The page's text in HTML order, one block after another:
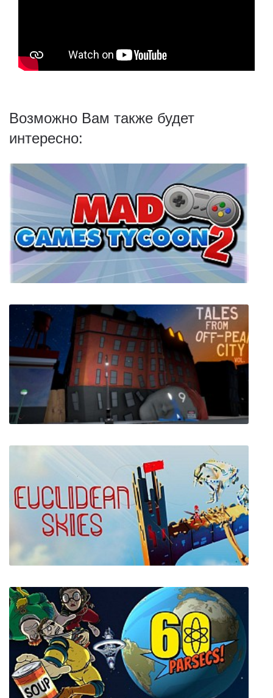
Возможно Вам также будет
интересно:
Mad Games Tycoon 2
Tales From Off-Peak City Vol. 1
Euclidean Skies